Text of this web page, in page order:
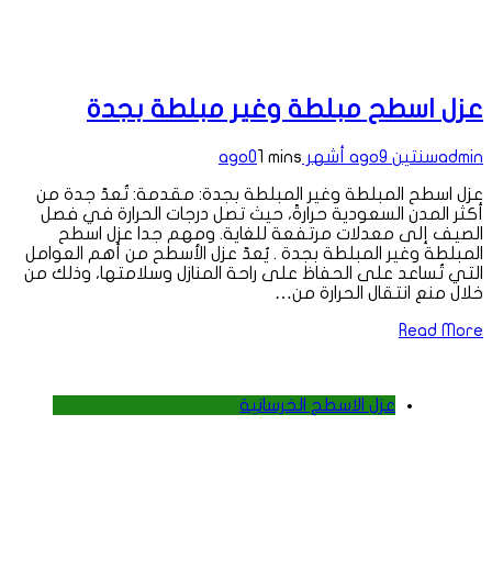
عزل اسطح مبلطة وغير مبلطة بجدة
adminسنتين ago 9 أشهر ago 01 mins
عزل اسطح المبلطة وغير المبلطة بجدة: مقدمة: تُعدّ جدة من
أكثر المدن السعودية حرارةً، حيث تصل درجات الحرارة في فصل
الصيف إلى معدلات مرتفعة للغاية. ومهم جدا عزل اسطح
المبلطة وغير المبلطة بجدة . يُعدّ عزل الأسطح من أهم العوامل
التي تُساعد على الحفاظ على راحة المنازل وسلامتها، وذلك من
خلال منع انتقال الحرارة من…
Read More
عزل الاسطح الخرسانية